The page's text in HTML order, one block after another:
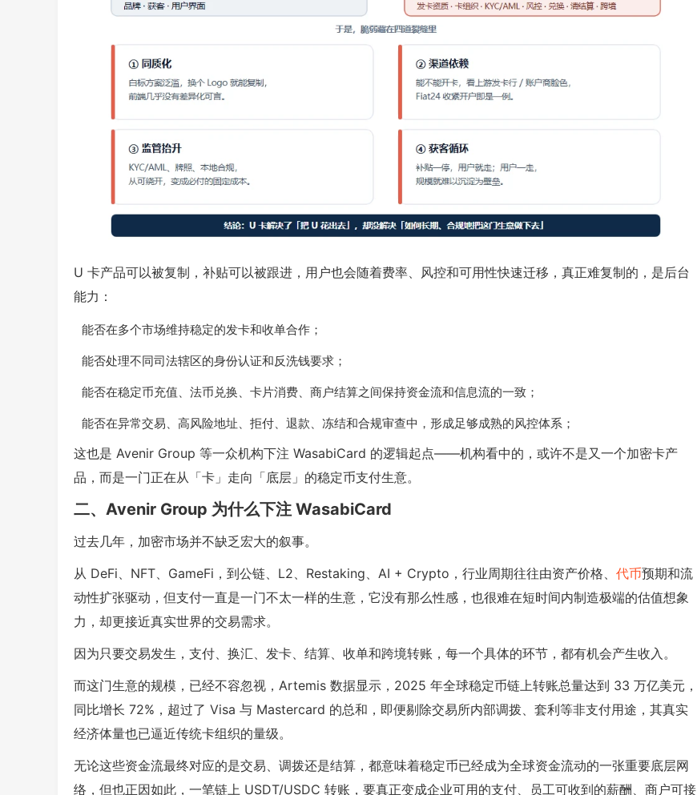
U 卡产品可以被复制，补贴可以被跟进，用户也会随着费率、风控和可用性快速迁移，真正难复制的，是后台
能力：
能否在多个市场维持稳定的发卡和收单合作；
能否处理不同司法辖区的身份认证和反洗钱要求；
能否在稳定币充值、法币兑换、卡片消费、商户结算之间保持资金流和信息流的一致；
能否在异常交易、高风险地址、拒付、退款、冻结和合规审查中，形成足够成熟的风控体系；
这也是 Avenir Group 等一众机构下注 WasabiCard 的逻辑起点——机构看中的，或许不是又一个加密卡产
品，而是一门正在从「卡」走向「底层」的稳定币支付生意。
二、Avenir Group 为什么下注 WasabiCard
过去几年，加密市场并不缺乏宏大的叙事。
从 DeFi、NFT、GameFi，到公链、L2、Restaking、AI + Crypto，行业周期往往由资产价格、 代币预期和流
动性扩张驱动，但支付一直是一门不太一样的生意，它没有那么性感，也很难在短时间内制造极端的估值想象
力，却更接近真实世界的交易需求。
因为只要交易发生，支付、换汇、发卡、结算、收单和跨境转账，每一个具体的环节，都有机会产生收入。
而这门生意的规模，已经不容忽视，Artemis 数据显示，2025 年全球稳定币链上转账总量达到 33 万亿美元，
同比增长 72%，超过了 Visa 与 Mastercard 的总和，即便剔除交易所内部调拨、套利等非支付用途，其真实
经济体量也已逼近传统卡组织的量级。
无论这些资金流最终对应的是交易、调拨还是结算，都意味着稳定币已经成为全球资金流动的一张重要底层网
络，但也正因如此，一笔链上 USDT/USDC 转账，要真正变成企业可用的支付、员工可收到的薪酬、商户可接